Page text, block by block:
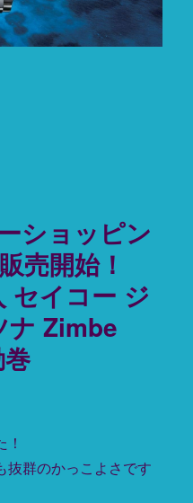
ショッピン
売開始！
セイコー ジ
ナ Zimbe
抜群のかっこよさです